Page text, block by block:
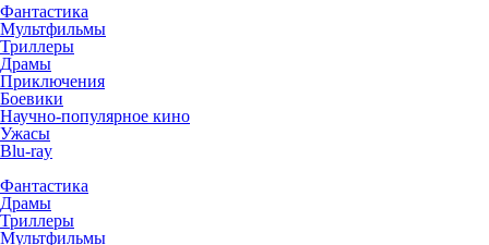
Фантастика
Мультфильмы
Триллеры
Драмы
Приключения
Боевики
Научно-популярное кино
Ужасы
Blu-ray
Фантастика
Драмы
Триллеры
Мультфильмы